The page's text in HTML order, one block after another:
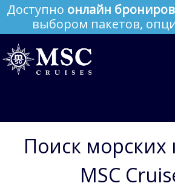
Доступно онлайн
выбором пакетов,
Поиск морских
MSC